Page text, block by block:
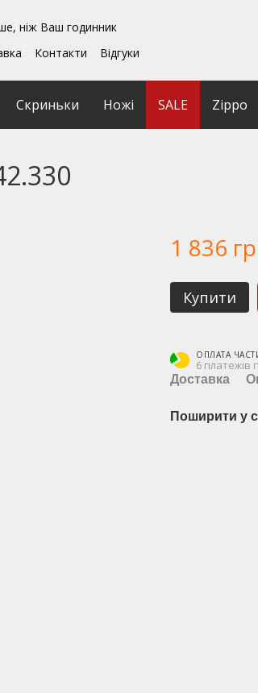
ніж Ваш годинник
Контакти
Відгуки
Скриньки Ножі SALE Zippo
1 836
Купити
ОПЛАТА
6 платежів
Доставка
Поширити у